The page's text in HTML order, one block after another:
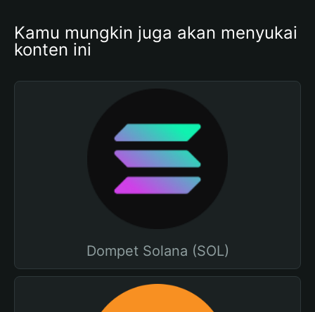
Kamu mungkin juga akan menyukai
konten ini
Dompet Solana (SOL)